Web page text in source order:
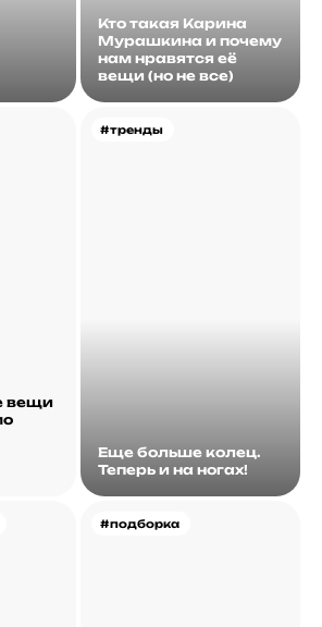
Кто такая Карина
Мурашкина и почему
нам нравятся её
вещи (но не все)
вещи
#тренды
Еще больше колец.
Теперь и на ногах!
#подборка